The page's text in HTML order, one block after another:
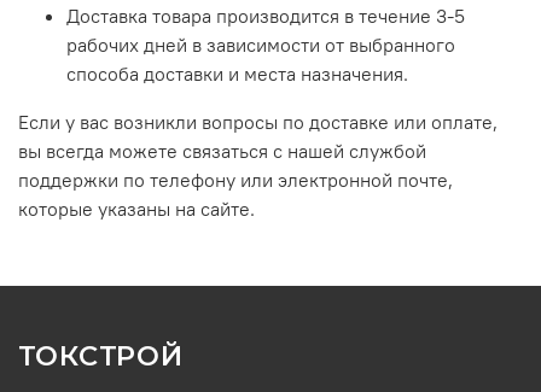
Доставка товара производится в течение 3-5
рабочих дней в зависимости от выбранного
способа доставки и места назначения.
Если у вас возникли вопросы по доставке или оплате,
вы всегда можете связаться с нашей службой
поддержки по телефону или электронной почте,
которые указаны на сайте.
ТОКСТРОЙ